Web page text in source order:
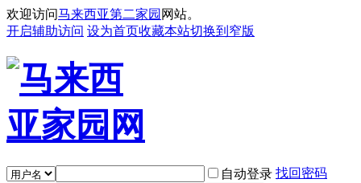
欢迎访问马来西亚第二家园 网站。
开启辅助访问 设为首页收藏本站切换到窄版
自动登录 找回密码